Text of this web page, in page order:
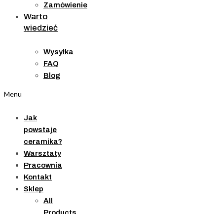
Zamówienie
Warto
wiedzieć
Wysyłka
FAQ
Blog
Menu
Jak
powstaje
ceramika?
Warsztaty
Pracownia
Kontakt
Sklep
All